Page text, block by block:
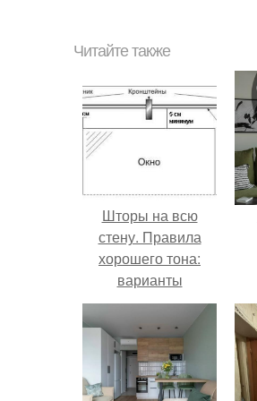
Читайте также
Шторы на всю
стену. Правила
хорошего тона:
варианты
оформления окон
длинными шторами